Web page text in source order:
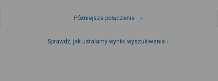
Późniejsze połączenia
Sprawdź, jak ustalamy wyniki wyszukiwania